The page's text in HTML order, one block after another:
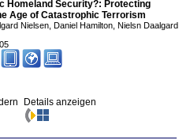
Homeland Security?: Protecting
Age of Catastrophic Terrorism
Nielsen, Daniel Hamilton, Nielsn Daalgard
Details anzeigen